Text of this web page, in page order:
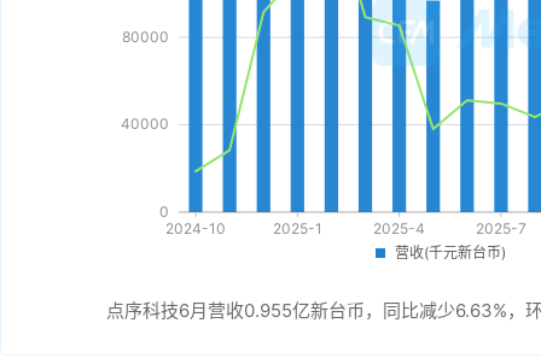
点序科技6月营收0.955亿新台币，同比减少6.63%，